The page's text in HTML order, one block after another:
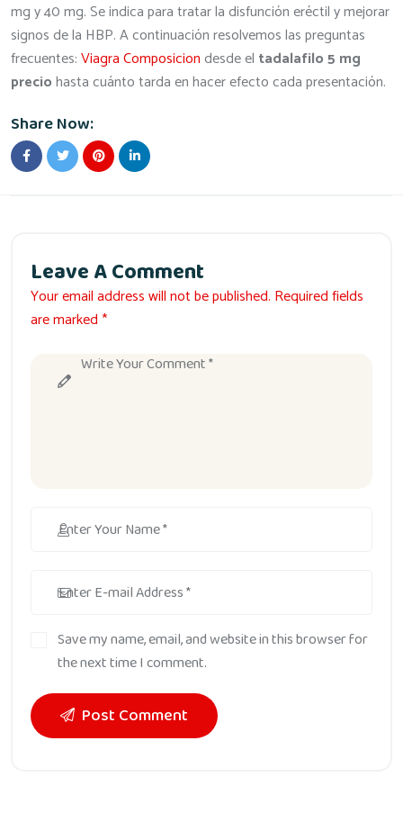
mg y 40 mg. Se indica para tratar la disfunción eréctil y mejorar
signos de la HBP. A continuación resolvemos las preguntas
frecuentes:Viagra Composiciondesde el tadalafilo 5 mg
preciohasta cuánto tarda en hacer efecto cada presentación.
Share Now:
Leave A Comment
Your email address will not be published. Required fields
are marked *
Save my name, email, and website in this browser for
the next time I comment.
Post Comment